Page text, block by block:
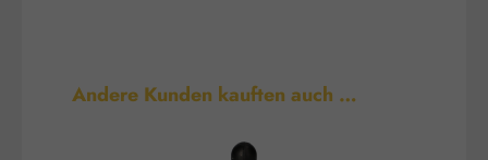
Produktgalerie überspringen
Andere Kunden kauften auch …